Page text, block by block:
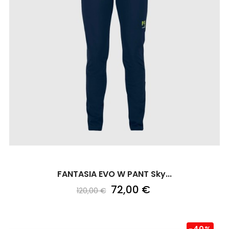
FANTASIA EVO W PANT Sky...
120,00 € 72,00 €